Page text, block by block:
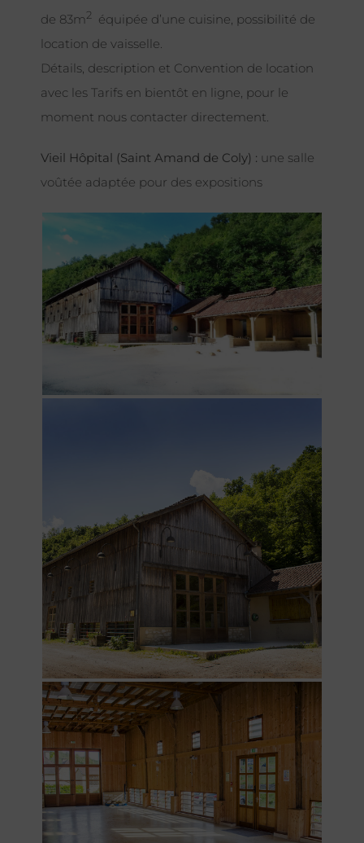
de 83m2 équipée d’une cuisine, possibilité de
location de vaisselle.
Détails, description et Convention de location
avec les Tarifs en bientôt en ligne, pour le
moment nous contacter directement.
Vieil Hôpital (Saint Amand de Coly) : une salle
voûtée adaptée pour des expositions